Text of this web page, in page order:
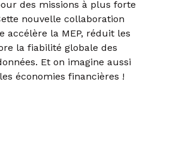
des missions à plus forte
nouvelle collaboration
accélère la MEP, réduit les
la fiabilité globale des
Et on imagine aussi
économies financières !